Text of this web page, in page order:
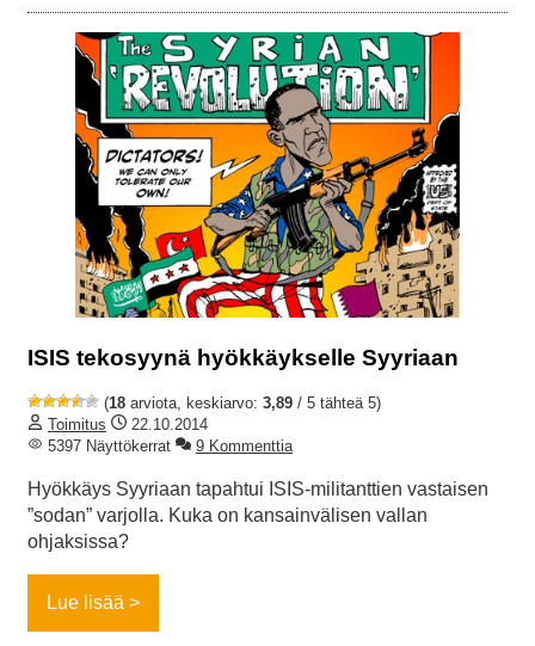
ISIS tekosyynä hyökkäykselle Syyriaan
(18 arviota, keskiarvo: 3,89 / 5 tähteä 5)
Toimitus
22.10.2014
5397 Näyttökerrat
9 Kommenttia
Hyökkäys Syyriaan tapahtui ISIS-militanttien vastaisen
”sodan” varjolla. Kuka on kansainvälisen vallan
ohjaksissa?
Lue lisää